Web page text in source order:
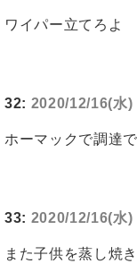
ワイパー立てろよ
32: 2020/12/16(水
ホーマックで調達
33: 2020/12/16(水
また子供を蒸し焼